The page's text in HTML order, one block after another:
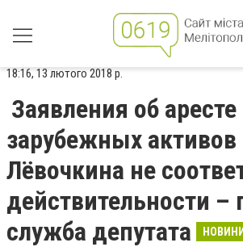
18:16, 13 лютого 2018 р.
Заявления об аресте
зарубежных активов
Лёвочкина не
действительности –
служба депутата